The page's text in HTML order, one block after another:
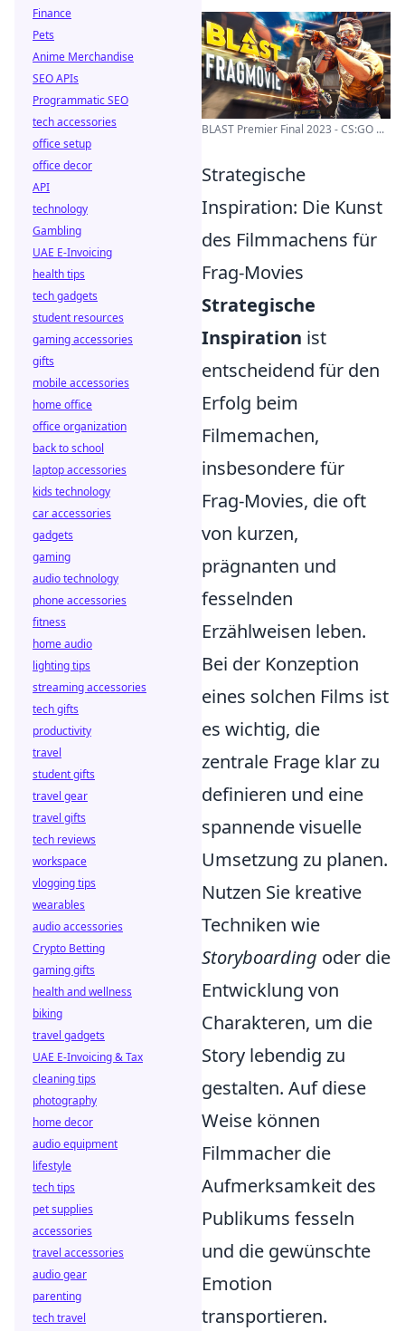
BLAST Premier Final 2023 - CS:GO ...
Strategische
Inspiration: Die Kunst
des Filmmachens für
Frag-Movies
Strategische
Inspiration ist
entscheidend für den
Erfolg beim
Filmemachen,
insbesondere für
Frag-Movies, die oft
von kurzen,
prägnanten und
fesselnden
Erzählweisen leben.
Bei der Konzeption
eines solchen Films ist
es wichtig, die
zentrale Frage klar zu
definieren und eine
spannende visuelle
Umsetzung zu planen.
Nutzen Sie kreative
Techniken wie
Storyboarding oder die
Entwicklung von
Charakteren, um die
Story lebendig zu
gestalten. Auf diese
Weise können
Filmmacher die
Aufmerksamkeit des
Publikums fesseln
und die gewünschte
Emotion
transportieren.
Finance
Pets
Anime Merchandise
SEO APIs
Programmatic SEO
tech accessories
office setup
office decor
API
technology
Gambling
UAE E-Invoicing
health tips
tech gadgets
student resources
gaming accessories
gifts
mobile accessories
home office
office organization
back to school
laptop accessories
kids technology
car accessories
gadgets
gaming
audio technology
phone accessories
fitness
home audio
lighting tips
streaming accessories
tech gifts
productivity
travel
student gifts
travel gear
travel gifts
tech reviews
workspace
vlogging tips
wearables
audio accessories
Crypto Betting
gaming gifts
health and wellness
biking
travel gadgets
UAE E-Invoicing & Tax
cleaning tips
photography
home decor
audio equipment
lifestyle
tech tips
pet supplies
accessories
travel accessories
audio gear
parenting
tech travel